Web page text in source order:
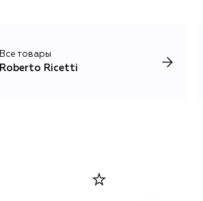
Все товары
Roberto Ricetti